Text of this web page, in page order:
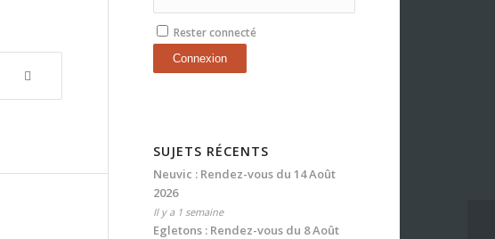
Rester connecté
Connexion
SUJETS RÉCENTS
Neuvic : Rendez-vous du 14 Août
2026
Il y a 1 semaine
Egletons : Rendez-vous du 8 Août